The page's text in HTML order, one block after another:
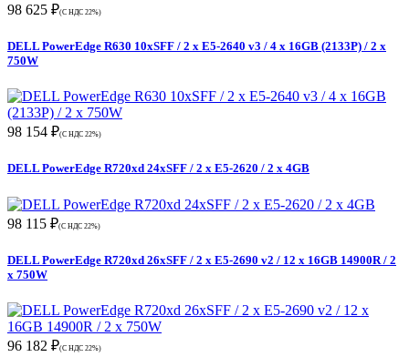
98 625 ₽(С НДС 22%)
DELL PowerEdge R630 10xSFF / 2 x E5-2640 v3 / 4 x 16GB (2133P) / 2 x
750W
98 154 ₽(С НДС 22%)
DELL PowerEdge R720xd 24xSFF / 2 x E5-2620 / 2 x 4GB
98 115 ₽(С НДС 22%)
DELL PowerEdge R720xd 26xSFF / 2 x E5-2690 v2 / 12 x 16GB 14900R / 2
x 750W
96 182 ₽(С НДС 22%)